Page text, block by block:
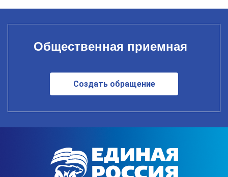
Общественная приемная
Создать обращение